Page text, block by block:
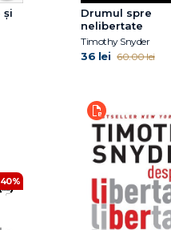
și
Drumul spre
nelibertate
Timothy Snyder
36 lei 60.00 lei